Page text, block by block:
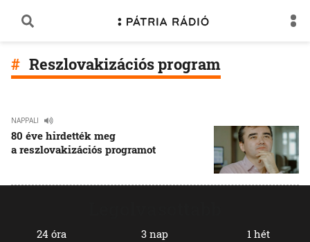
Reszlovakizációs program
NAPPALI
80 éve hirdették meg
a reszlovakizációs programot
24 óra 3 nap 1 hét